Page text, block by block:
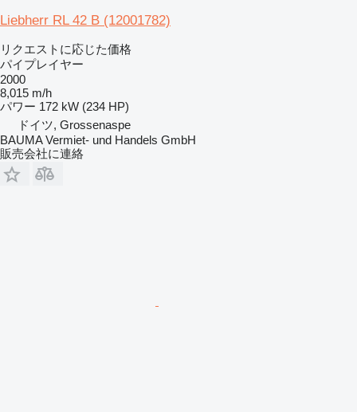
Liebherr RL 42 B (12001782)
リクエストに応じた価格
パイプレイヤー
2000
8,015 m/h
パワー 172 kW (234 HP)
ドイツ, Grossenaspe
BAUMA Vermiet- und Handels GmbH
販売会社に連絡